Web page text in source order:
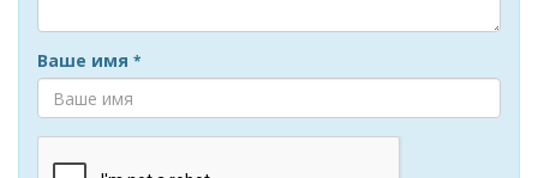
Ваше имя *